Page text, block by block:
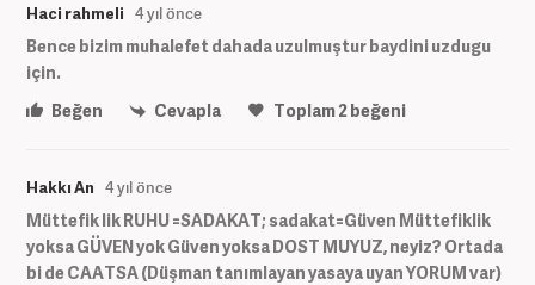
Haci rahmeli 4 yıl önce
Bence bizim muhalefet dahada uzulmuştur baydini uzdugu
için.
Beğen
Cevapla Toplam2 beğeni
Hakkı An 4 yıl önce
Müttefik lik RUHU =SADAKAT; sadakat=Güven Müttefiklik
yoksa GÜVEN yok Güven yoksa DOST MUYUZ, neyiz? Ortada
bi de CAATSA (Düşman tanımlayan yasaya uyan YORUM var)